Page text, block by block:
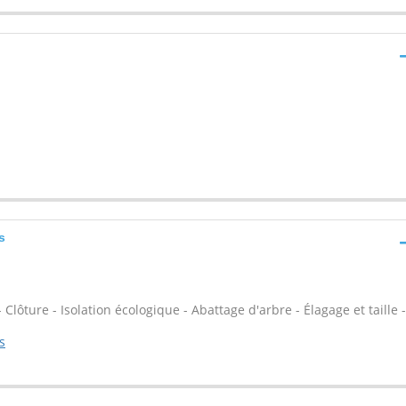
Clôture - Isolation écologique - Abattage d'arbre - Élagage et taille -